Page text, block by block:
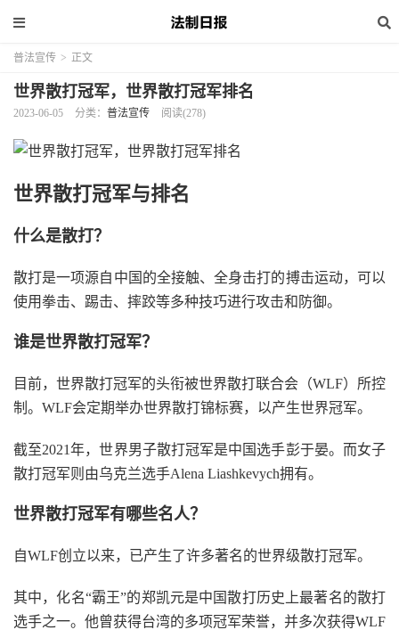
普法宣传 > 正文
世界散打冠军，世界散打冠军排名
2023-06-05 分类： 普法宣传 阅读(278)
世界散打冠军与排名
什么是散打？
散打是一项源自中国的全接触、全身击打的搏击运动，可以
使用拳击、踢击、摔跤等多种技巧进行攻击和防御。
谁是世界散打冠军？
目前，世界散打冠军的头衔被世界散打联合会（WLF）所控
制。WLF会定期举办世界散打锦标赛，以产生世界冠军。
截至2021年，世界男子散打冠军是中国选手彭于晏。而女子
散打冠军则由乌克兰选手Alena Liashkevych拥有。
世界散打冠军有哪些名人？
自WLF创立以来，已产生了许多著名的世界级散打冠军。
其中，化名“霸王”的郑凯元是中国散打历史上最著名的散打
选手之一。他曾获得台湾的多项冠军荣誉，并多次获得WLF